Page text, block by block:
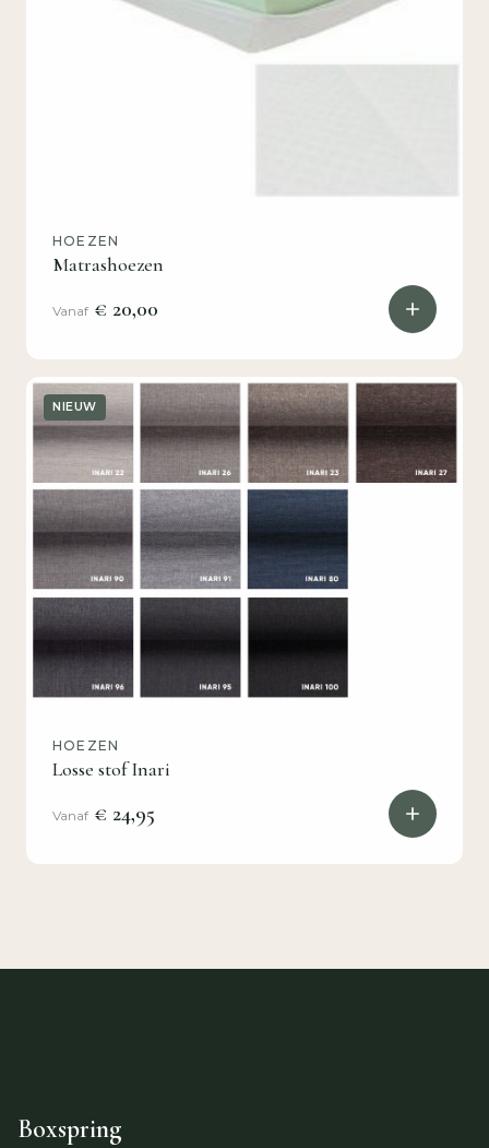
HOEZEN
Matrashoezen
Vanaf € 20,00
NIEUW
HOEZEN
Losse stof Inari
Vanaf € 24,95
Boxspring